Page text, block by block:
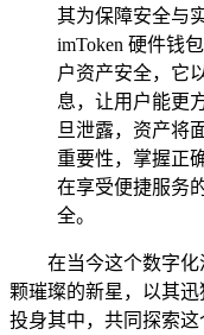
其为保障安全与
imToken 硬件钱
户资产安全，它
息，让用户能更
旦泄露，资产将
重要性，掌握正
在享受便捷服务
全。
在当今这个数字
颗璀璨的新星，以其
投身其中，共同探索